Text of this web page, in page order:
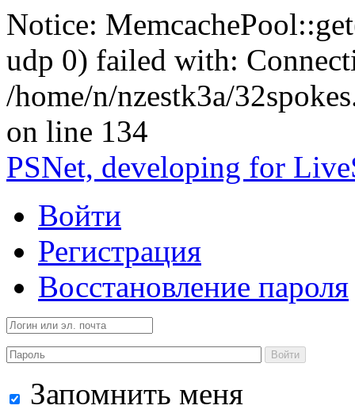
Notice:
udp 0) failed with:
/home/n/nzestk3a/
on line 134
PSNet, developing for
Войти
Регистрация
Восстановление пароля
Войти
Запомнить меня